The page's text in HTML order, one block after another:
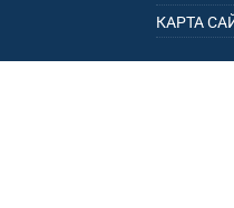
КАРТА